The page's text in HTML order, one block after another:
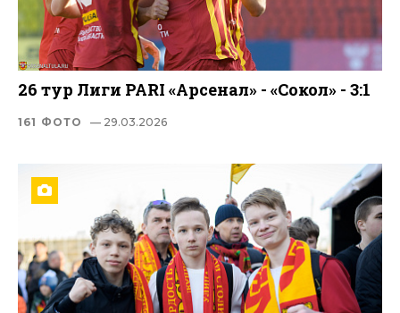
26 тур Лиги PARI «Арсенал» - «Сокол» - 3:1
161 ФОТО — 29.03.2026